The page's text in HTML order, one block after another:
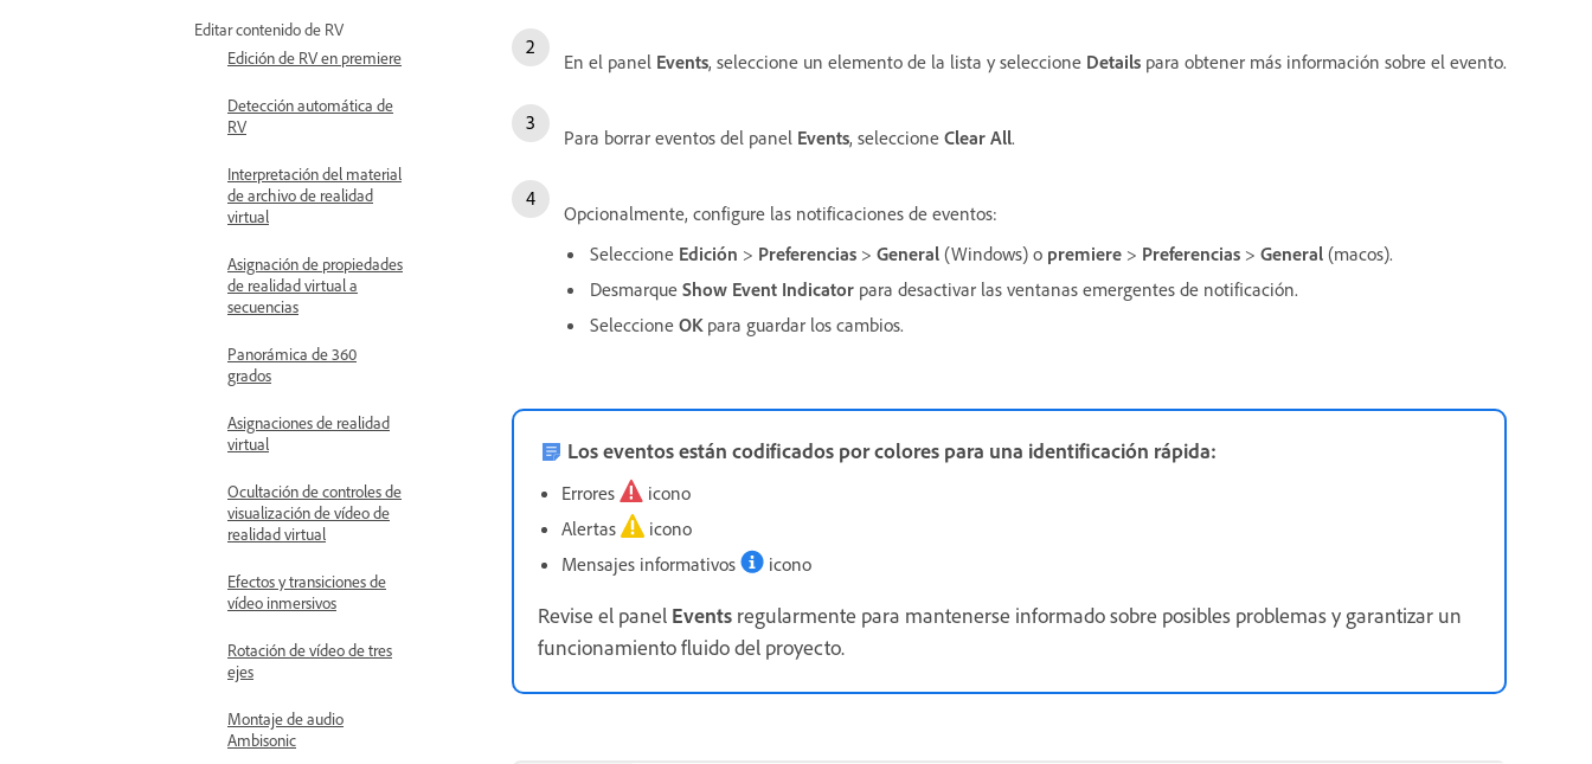
Editar contenido de RV
Edición de RV en premiere
Detección automática de
RV
Interpretación del material
de archivo de realidad
virtual
Asignación de propiedades
de realidad virtual a
secuencias
Panorámica de 360
grados
Asignaciones de realidad
virtual
Ocultación de controles de
visualización de vídeo de
realidad virtual
Efectos y transiciones de
vídeo inmersivos
Rotación de vídeo de tres
ejes
Montaje de audio
Ambisonic
En el panel Events, seleccione un elemento de la lista y seleccione Details para obtener más información sobre el evento.
Para borrar eventos del panel Events, seleccione Clear All.
Opcionalmente, configure las notificaciones de eventos:
Seleccione Edición > Preferencias > General (Windows) o premiere > Preferencias > General (macos).
Desmarque Show Event Indicator para desactivar las ventanas emergentes de notificación.
Seleccione OK para guardar los cambios.
Los eventos están codificados por colores para una identificación rápida:
Errores
icono
Alertas
icono
Mensajes informativos
icono
Revise el panel Events regularmente para mantenerse informado sobre posibles problemas y garantizar un
funcionamiento fluido del proyecto.